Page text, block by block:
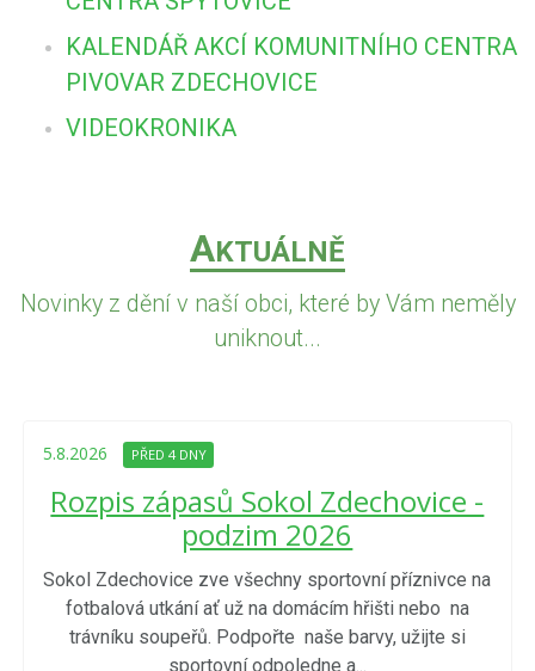
KALENDÁŘ AKCÍ KOMUNITNÍHO CENTRA
PIVOVAR ZDECHOVICE
VIDEOKRONIKA
AKTUÁLNĚ
Novinky z dění v naší obci, které by Vám neměly
uniknout...
5.8.2026 PŘED 4 DNY
Rozpis zápasů Sokol Zdechovice -
podzim 2026
Sokol Zdechovice zve všechny sportovní příznivce na
fotbalová utkání ať už na domácím hřišti nebo na
trávníku soupeřů. Podpořte naše barvy, užijte si
sportovní odpoledne a...